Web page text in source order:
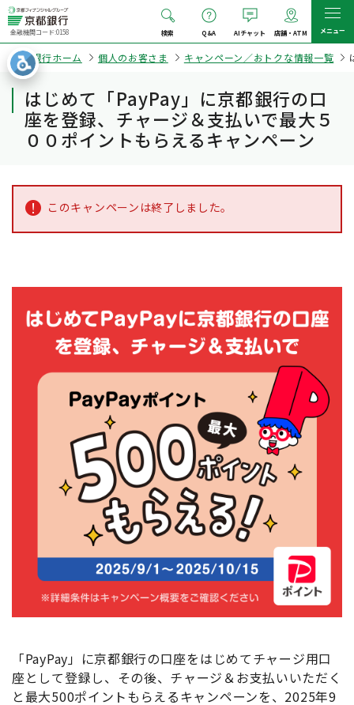
金融機関コード:0158 検索 Q&A AIチャット 店舗・ATM メニュー
京都銀行ホーム 個人のお客さま キャンペーン／おトクな情報一覧
はじめて「PayPay」に京都銀行の口
座を登録、チャージ＆支払いで最大５
００ポイントもらえるキャンペーン
このキャンペーンは終了しました。
「PayPay」に京都銀行の口座をはじめてチャージ用口
座として登録し、その後、チャージ＆お支払いいただく
と最大500ポイントもらえるキャンペーンを、2025年9